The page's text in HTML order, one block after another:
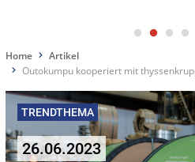
Home
Artikel
Outokumpu kooperiert mit
TRENDTHEMA
26.06.2023